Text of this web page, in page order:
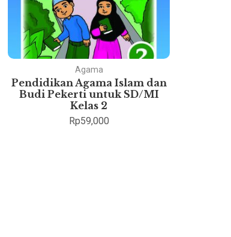
Agama
Pendidikan Agama Islam dan
Budi Pekerti untuk SD/MI
Kelas 2
Rp59,000